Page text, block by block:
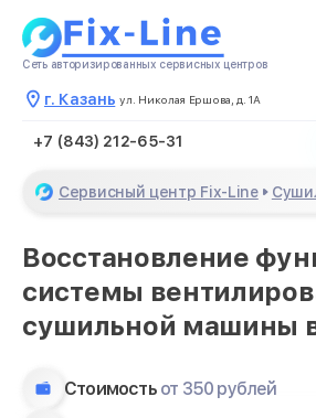
Сеть авторизированных сервисных центров
г. Казань ул. Николая Ершова, д. 1А
+7 (843) 212-65-31
Сервисный центр Fix-Line
Восстановление
системы
сушильной машины
Стоимость от 350 рублей